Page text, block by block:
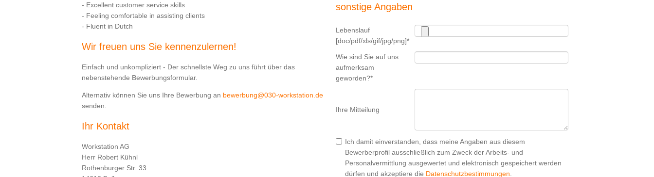
- Excellent customer service skills
- Feeling comfortable in assisting clients
- Fluent in Dutch
Wir freuen uns Sie kennenzulernen!
Einfach und unkompliziert - Der schnellste Weg zu uns führt über das
nebenstehende Bewerbungsformular.
Alternativ können Sie uns Ihre Bewerbung an bewerbung@030-workstation.de
senden.
Ihr Kontakt
Workstation AG
Herr Robert Kühnl
Rothenburger Str. 33
sonstige Angaben
Lebenslauf
[doc/pdf/xls/gif/jpg/png]*
Wie sind Sie auf uns
aufmerksam
geworden?*
Ihre Mitteilung
Ich damit einverstanden, dass meine Angaben aus diesem
Bewerberprofil ausschließlich zum Zweck der Arbeits- und
Personalvermittlung ausgewertet und elektronisch gespeichert werden
dürfen und akzeptiere die Datenschutzbestimmungen